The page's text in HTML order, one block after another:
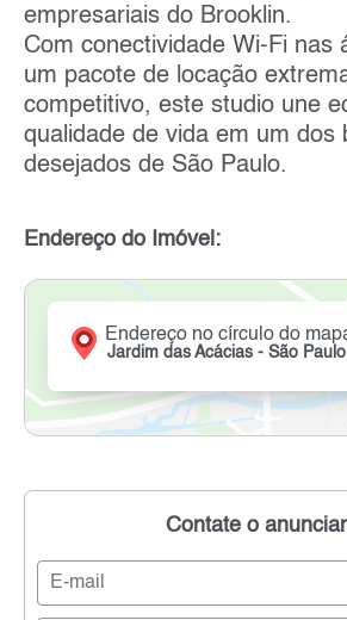
empresariais do Brooklin.
Com conectividade Wi-Fi nas
um pacote de locação
competitivo, este studio une
qualidade de vida em um dos
desejados de São Paulo.
Endereço do Imóvel:
Endereço no círculo do
Jardim das Acácias - São Paulo
Contate o